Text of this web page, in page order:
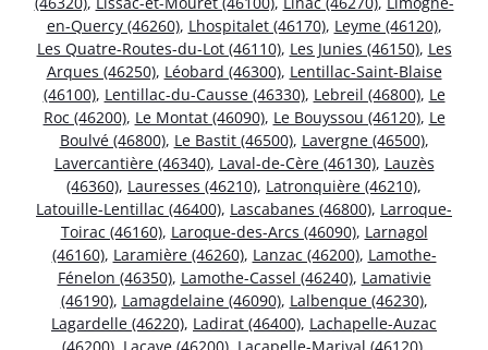
en-Quercy (46260), Lhospitalet (46170), Leyme (46120),
Les Quatre-Routes-du-Lot (46110), Les Junies (46150), Les
Arques (46250), Léobard (46300), Lentillac-Saint-Blaise
(46100), Lentillac-du-Causse (46330), Lebreil (46800), Le
Roc (46200), Le Montat (46090), Le Bouyssou (46120), Le
Boulvé (46800), Le Bastit (46500), Lavergne (46500),
Lavercantière (46340), Laval-de-Cère (46130), Lauzès
(46360), Lauresses (46210), Latronquière (46210),
Latouille-Lentillac (46400), Lascabanes (46800), Larroque-
Toirac (46160), Laroque-des-Arcs (46090), Larnagol
(46160), Laramière (46260), Lanzac (46200), Lamothe-
Fénelon (46350), Lamothe-Cassel (46240), Lamativie
(46190), Lamagdelaine (46090), Lalbenque (46230),
Lagardelle (46220), Ladirat (46400), Lachapelle-Auzac